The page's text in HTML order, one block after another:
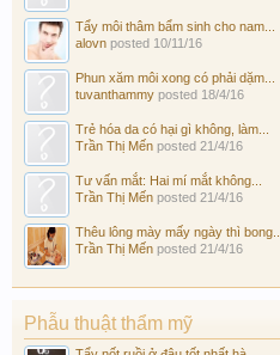
Tẩy môi thâm bẩm sinh cho nam...
alovn posted 10/11/16
Phun xăm môi xong có phải dặm...
tuvanthammy posted 18/4/16
Trẻ hóa da có hại gì không, làm...
Trần Thị Mến posted 21/4/16
Tư vấn mắt: Hai mí mắt không...
Trần Thị Mến posted 21/4/16
Thêu lông mày mấy ngày thì bong...
Trần Thị Mến posted 21/4/16
Phẫu thuật thẩm mỹ